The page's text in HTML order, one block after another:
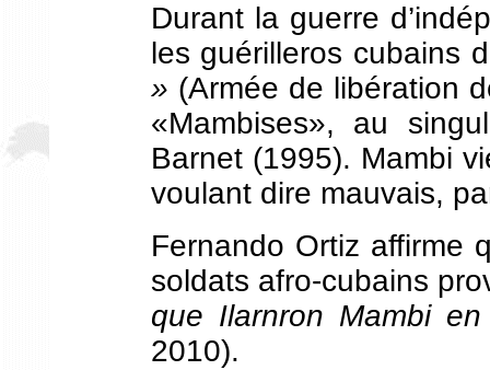
Durant la guerre
les guérilleros cubains
» (Armée de libération
«Mambises», au
Barnet (1995). Mambi
voulant dire mauvais,
Fernando Ortiz affirme
soldats afro-cubains
que Ilarnron Mambi
2010).